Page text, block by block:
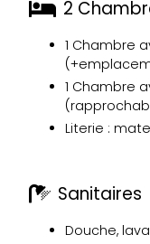
2
1 Chambre
1 Chambre
Literie :
Sanitaires
Douche,